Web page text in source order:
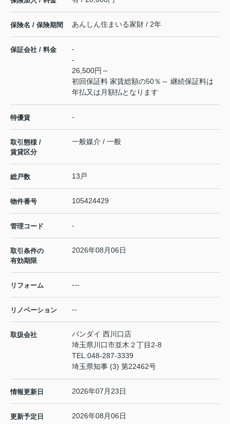
保険名 / 保険期間 あんしん住まいる家財 / 2年
保証会社 / 料金
-
-
26,500円～
初回保証料 家賃総額の50％～ 継続保証料は
年払又は月額払となります
特優賃 -
取引態様 /
賃貸区分
一般媒介 / 一般
総戸数 13戸
物件番号 105424429
管理コード -
取引条件の
有効期限
2026年08月06日
リフォーム ---
リノベーション --
取扱会社
バンダイ 西川口店
埼玉県川口市並木２丁目2-8
TEL:048-287-3339
埼玉県知事 (3) 第22462号
情報更新日 2026年07月23日
更新予定日 2026年08月06日